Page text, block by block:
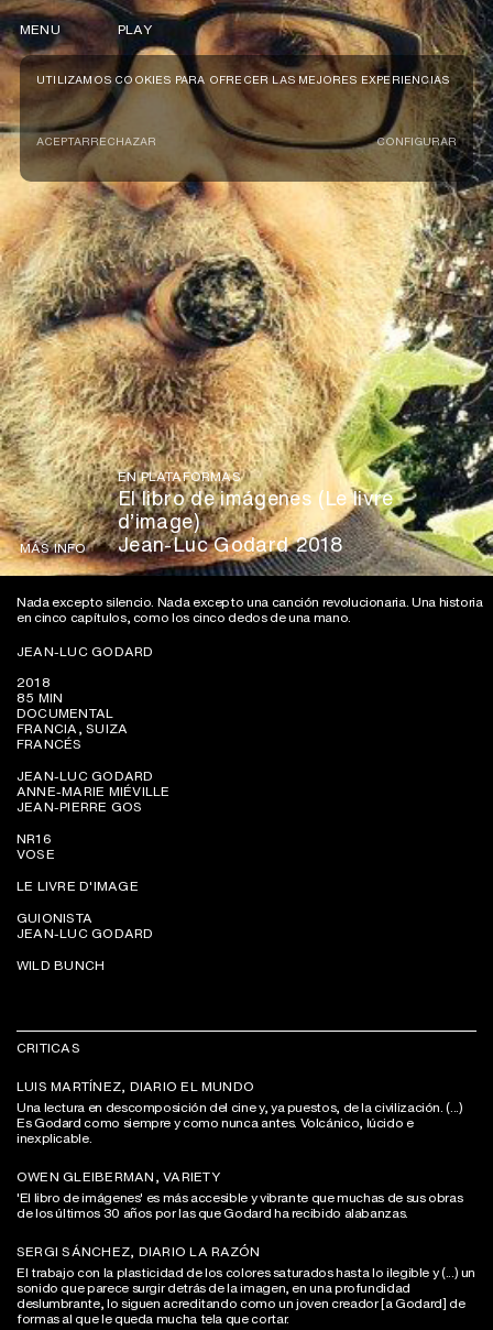
UTILIZAMOS COOKIES PARA OFRECER LAS MEJORES EXPERIENCIAS
ACEPTARRECHAZAR CONFIGURAR
MENU PLAY
EN PLATAFORMAS
El libro de imágenes (Le livre
d’image)
Jean-Luc Godard 2018
MÁS INFO
JEAN-LUC GODARD
2018
85 MIN
DOCUMENTAL
FRANCIA, SUIZA
FRANCÉS
JEAN-LUC GODARD
ANNE-MARIE MIÉVILLE
JEAN-PIERRE GOS
NR16
VOSE
LE LIVRE D'IMAGE
GUIONISTA
JEAN-LUC GODARD
WILD BUNCH
Nada excepto silencio. Nada excepto una canción revolucionaria. Una historia
en cinco capítulos, como los cinco dedos de una mano.
CRITICAS
LUIS MARTÍNEZ, DIARIO EL MUNDO
Una lectura en descomposición del cine y, ya puestos, de la civilización. (...)
Es Godard como siempre y como nunca antes. Volcánico, lúcido e
inexplicable.
OWEN GLEIBERMAN, VARIETY
'El libro de imágenes' es más accesible y vibrante que muchas de sus obras
de los últimos 30 años por las que Godard ha recibido alabanzas.
SERGI SÁNCHEZ, DIARIO LA RAZÓN
El trabajo con la plasticidad de los colores saturados hasta lo ilegible y (...) un
sonido que parece surgir detrás de la imagen, en una profundidad
deslumbrante, lo siguen acreditando como un joven creador [a Godard] de
formas al que le queda mucha tela que cortar.